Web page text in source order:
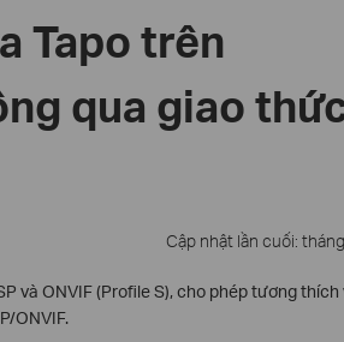
Tapo trên
qua giao
Cập nhật lần cuối:
và ONVIF (Profile S), cho phép tương
ONVIF.